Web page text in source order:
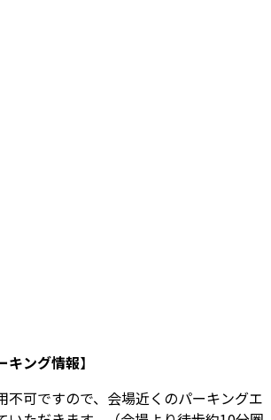
キング情報】
不可ですので、会場近くのパーキングエ